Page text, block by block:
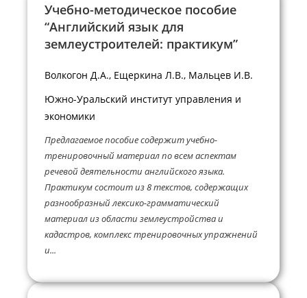
Учебно-методическое пособие
“Английский язык для
землеустроителей: практикум”
Волкогон Д.А., Ещеркина Л.В., Мальцев И.В.
Южно-Уральский институт управления и
экономики
Предлагаемое пособие содержит учебно-
тренировочный материал по всем аспектам
речевой деятельности английского языка.
Практикум состоит из 8 текстов, содержащих
разнообразный лексико-грамматический
материал из области землеустройства и
кадастров, комплекс тренировочных упражнений
и...